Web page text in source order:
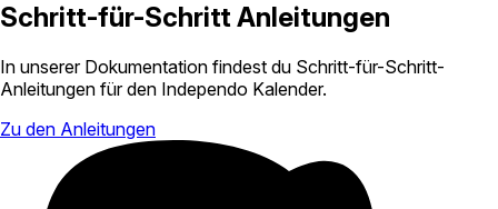
Schritt-für-Schritt Anleitungen
In unserer Dokumentation findest du Schritt-für-Schritt-
Anleitungen für den Independo Kalender.
Zu den Anleitungen